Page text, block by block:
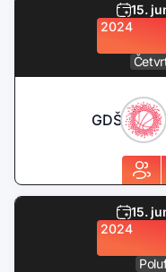
15.
2024
GDŠ
15.
2024